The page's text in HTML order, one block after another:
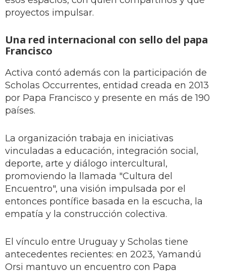
proyectos impulsar.
Una red internacional con sello del papa
Francisco
Activa contó además con la participación de
Scholas Occurrentes, entidad creada en 2013
por Papa Francisco y presente en más de 190
países.
La organización trabaja en iniciativas
vinculadas a educación, integración social,
deporte, arte y diálogo intercultural,
promoviendo la llamada "Cultura del
Encuentro", una visión impulsada por el
entonces pontífice basada en la escucha, la
empatía y la construcción colectiva.
El vínculo entre Uruguay y Scholas tiene
antecedentes recientes: en 2023, Yamandú
Orsi mantuvo un encuentro con Papa